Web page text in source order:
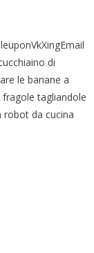
di
le banane a
tagliandole
robot da cucina